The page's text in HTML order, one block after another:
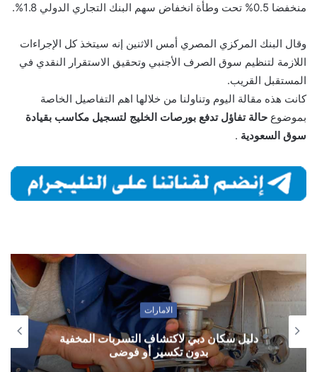
منخفضا 0.5% تحت وطأة انخفاض سهم البنك التجاري الدولي 1.8%.
وقال البنك المركزي المصري أمس الاثنين إنه سيتخذ كل الإجراءات
اللازمة لتنظيم سوق الصرف الأجنبي وتحقيق الاستقرار النقدي في
المستقبل القريب.
كانت هذه مقالة اليوم وتناولنا من خلالها اهم التفاصيل الخاصة
بموضوع حالة تفاؤل تدفع بورصات الخليج لتسجيل مكاسب بقيادة
سوق السعودية .
الامارات
دليل سكان دبي لاكتشاف التسربات المخفية
بدون تكسير أو فوضى